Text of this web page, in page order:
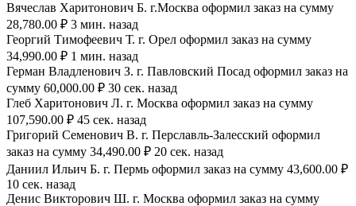
Вячеслав Харитонович Б. г.Москва оформил заказ на сумму
28,780.00 ₽ 3 мин. назад
Георгий Тимофеевич Т. г. Орел оформил заказ на сумму
34,990.00 ₽ 1 мин. назад
Герман Владленович З. г. Павловский Посад оформил заказ на
сумму 60,000.00 ₽ 30 сек. назад
Глеб Харитонович Л. г. Москва оформил заказ на сумму
107,590.00 ₽ 45 сек. назад
Григорий Семенович В. г. Перславль-Залесский оформил
заказ на сумму 34,490.00 ₽ 20 сек. назад
Даниил Ильич Б. г. Пермь оформил заказ на сумму 43,600.00 ₽
10 сек. назад
Денис Викторович Ш. г. Москва оформил заказ на сумму